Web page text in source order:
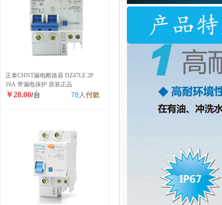
正泰CHNT漏电断路器 DZ47LE 2P
10A 带漏电保护 原装正品
￥28.00/台 78 人付款